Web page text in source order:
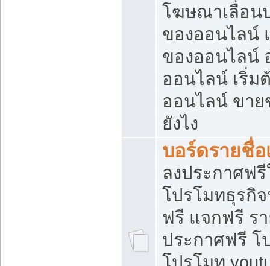
โฆษณาเลื่อน
ของออนไลน์
ของออนไลน์
ออนไลน์ เริ่ม
ออนไลน์ ขาย
ยังไง
บอร์ดรายชื่อ
ลงประกาศฟรี
โปรโมทธุรกิ
ฟรี แจกฟรี ร
ประกาศฟรี โ